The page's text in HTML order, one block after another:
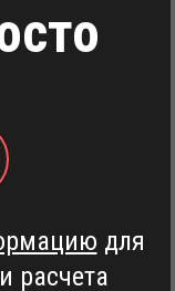
для
расчета